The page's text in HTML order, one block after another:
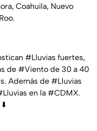
Coahuila, Nuevo
#Lluvias fuertes,
de #Viento de 30 a 40
Además de #Lluvias
en la #CDMX.
⬇️